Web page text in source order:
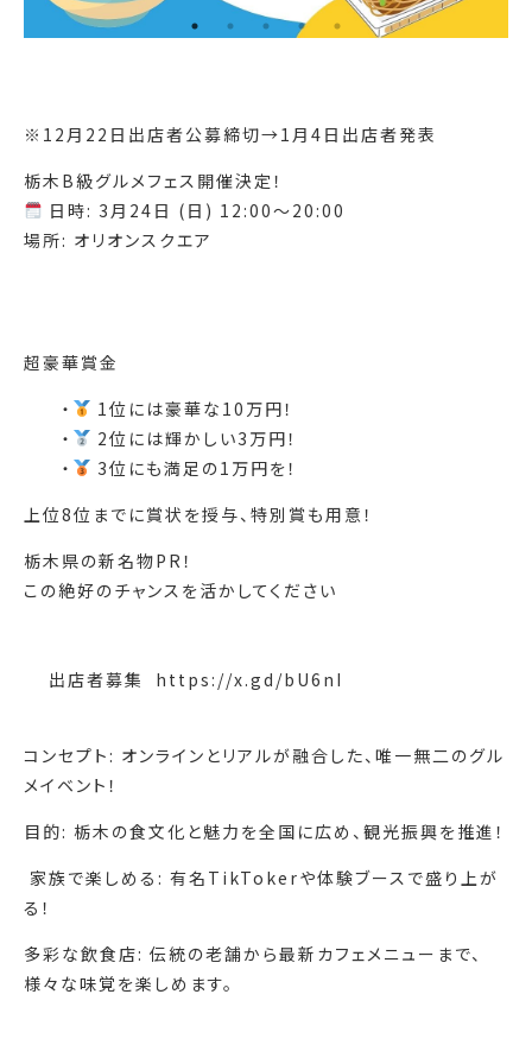
※12月22日出店者公募締切→1月4日出店者発表
栃木B級グルメフェス開催決定！
日時: 3月24日 (日) 12:00〜20:00
場所: オリオンスクエア
超豪華賞金
・
1位には豪華な10万円！
・
2位には輝かしい3万円！
・
3位にも満足の1万円を！
上位8位までに賞状を授与、特別賞も用意！
栃木県の新名物PR！
この絶好のチャンスを活かしてください
出店者募集 ️ https://x.gd/bU6nI
コンセプト: オンラインとリアルが融合した、唯一無二のグル
メイベント！
目的: 栃木の食文化と魅力を全国に広め、観光振興を推進！
‍‍‍ 家族で楽しめる: 有名TikTokerや体験ブースで盛り上が
る！
多彩な飲食店: 伝統の老舗から最新カフェメニューまで、
様々な味覚を楽しめます。